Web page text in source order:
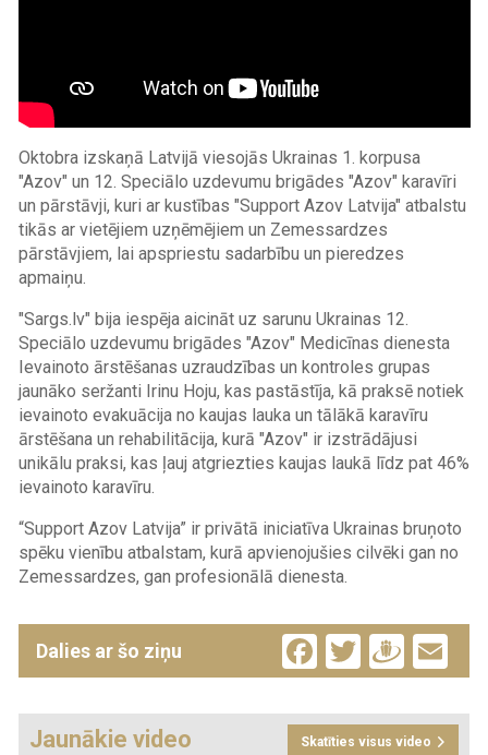
Oktobra izskaņā Latvijā viesojās Ukrainas 1. korpusa
"Azov" un 12. Speciālo uzdevumu brigādes "Azov" karavīri
un pārstāvji, kuri ar kustības "Support Azov Latvija" atbalstu
tikās ar vietējiem uzņēmējiem un Zemessardzes
pārstāvjiem, lai apspriestu sadarbību un pieredzes
apmaiņu.
"Sargs.lv" bija iespēja aicināt uz sarunu Ukrainas 12.
Speciālo uzdevumu brigādes "Azov" Medicīnas dienesta
Ievainoto ārstēšanas uzraudzības un kontroles grupas
jaunāko seržanti Irinu Hoju, kas pastāstīja, kā praksē notiek
ievainoto evakuācija no kaujas lauka un tālākā karavīru
ārstēšana un rehabilitācija, kurā "Azov" ir izstrādājusi
unikālu praksi, kas ļauj atgriezties kaujas laukā līdz pat 46%
ievainoto karavīru.
“Support Azov Latvija” ir privātā iniciatīva Ukrainas bruņoto
spēku vienību atbalstam, kurā apvienojušies cilvēki gan no
Zemessardzes, gan profesionālā dienesta.
Dalies ar šo ziņu Facebook
Twitter
Jaunākie video Skatīties visus video